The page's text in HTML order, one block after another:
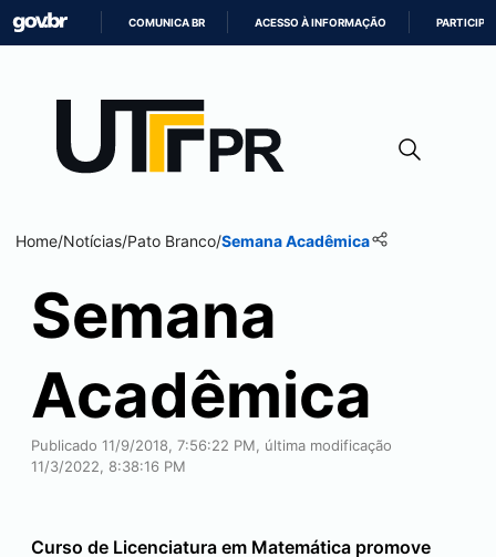
CONTEÚDO
COMUNICA BR ACESSO À INFORMAÇÃO PARTICIPE
Home/Notícias/Pato Branco/Semana Acadêmica
Semana
Acadêmica
Publicado 11/9/2018, 7:56:22 PM, última modificação
11/3/2022, 8:38:16 PM
Curso de Licenciatura em Matemática promove